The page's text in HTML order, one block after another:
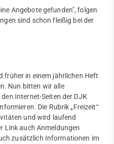
Angebote gefunden", folgen
sind schon fleißig bei der
früher in einem jährlichen Heft
Nun bitten wir alle
Internet-Seiten der DJK
Die Rubrik „Freizeit“
und wird laufend
Link auch Anmeldungen
zusätzlich Informationen im